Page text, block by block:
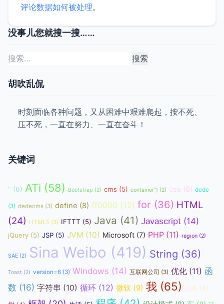
评论数据如何被处理。
没事儿您就搜一搜……
搜
胡吹乱侃
时刻面临各种问题，又从困难中艰难爬起，按不死、
压不死，一直在努力、一直在奋斗！
关键词
" (6) ATi (58) Bootstrap (2) cms (5) container") (2) css (8) dede
(3) dedecms (3) define (8) ff0000 (12) for (36) HTML
(24) HTML5 (3) IFTTT (5) Java (41) Javascript (14)
jQuery (5) JSP (5) JVM (10) Microsoft (7) PHP (11) region (2)
SAE (2) Sina Weibo (419) String (36)
Toast (2) version=6 (3) Windows (14) 互联网公司 (3) 优化 (11) 函
数 (16) 字符串 (10) 循环 (12) 微软 (9) 我 (65) 日本 (4)